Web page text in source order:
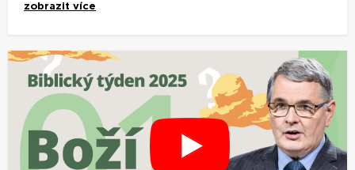
zobrazit více